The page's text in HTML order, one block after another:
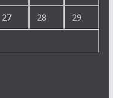
27 28 29